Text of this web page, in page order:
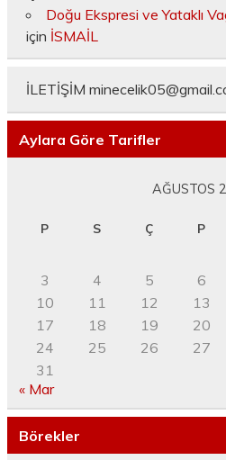
Doğu Ekspresi ve Yataklı
için İSMAİL
İLETİŞİM
Aylara Göre Tarifler
AĞUSTOS
P S Ç P
3
4 5 6
10
11 12 13
17
18 19 20
24
25 26 27
31
« Mar
Börekler